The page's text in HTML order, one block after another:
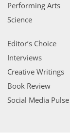
Performing Arts
Science
Editor’s Choice
Interviews
Creative Writings
Book Review
Social Media Pulse